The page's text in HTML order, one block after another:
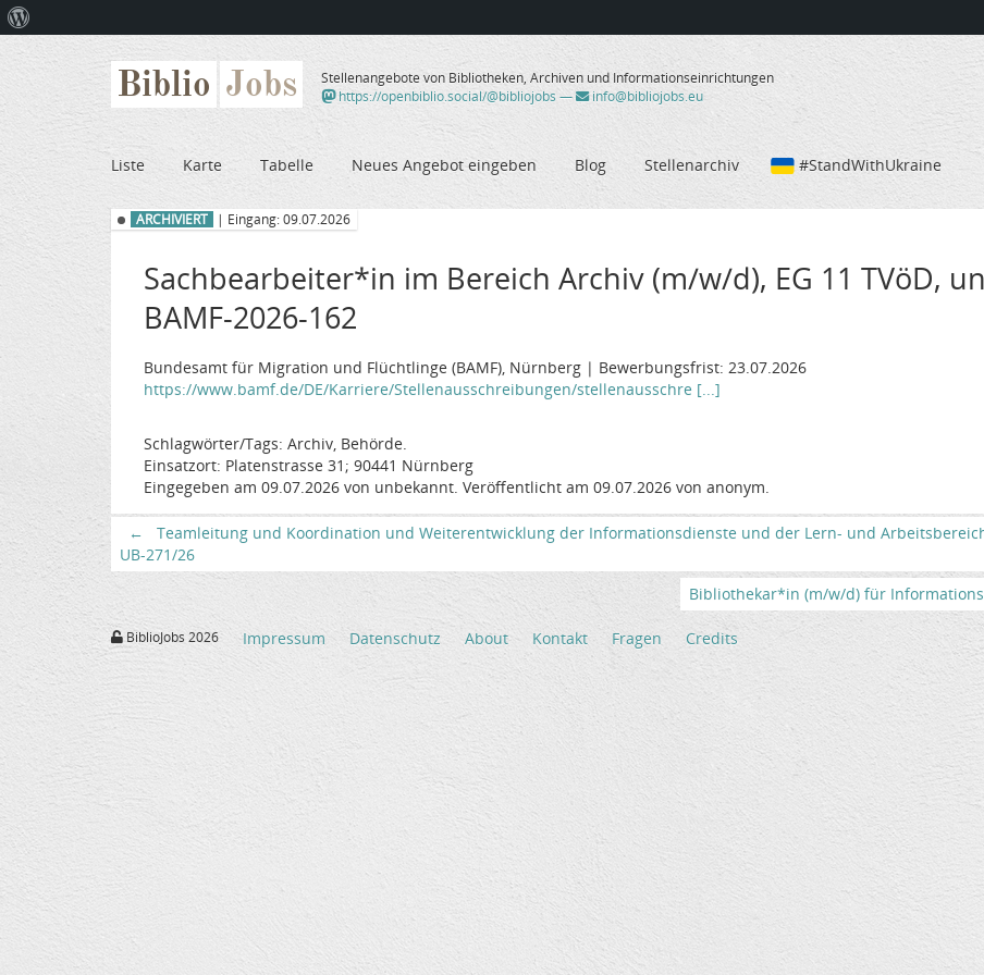
Biblio Jobs
Stellenangebote von Bibliotheken, Archiven und Informationseinrichtungen
https://openbiblio.social/@bibliojobs — info@bibliojobs.eu
Liste Karte Tabelle Neues Angebot eingeben Blog Stellenarchiv #StandWithUkraine
ARCHIVIERT | Eingang: 09.07.2026
Sachbearbeiter*in im Bereich Archiv (m/w/d), EG 11 TVöD,
BAMF-2026-162
Bundesamt für Migration und Flüchtlinge (BAMF), Nürnberg | Bewerbungsfrist: 23.07.2026
https://www.bamf.de/DE/Karriere/Stellenausschreibungen/stellenausschre [...]
Schlagwörter/Tags: Archiv, Behörde.
Einsatzort: Platenstrasse 31; 90441 Nürnberg
Eingegeben am 09.07.2026 von unbekannt. Veröffentlicht am 09.07.2026 von anonym.
←
Teamleitung und Koordination und Weiterentwicklung der Informationsdienste und der Lern- und
UB-271/26
Bibliothekar*in (m/w/d) für
BiblioJobs 2026 Impressum Datenschutz About Kontakt Fragen Credits
WordPress